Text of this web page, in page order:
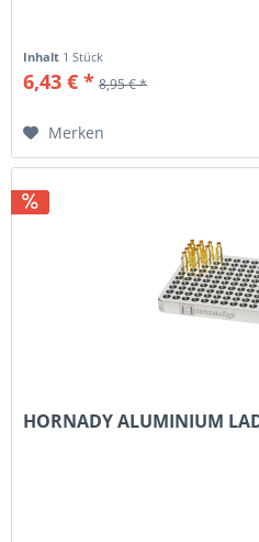
Inhalt 1 Stück
6,43 € * 8,95 € *
Merken
HORNADY ALUMINIUM